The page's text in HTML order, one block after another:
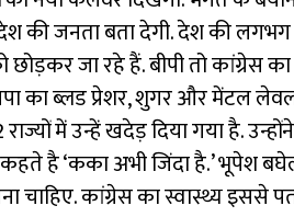
की जनता बता देगी. देश की लगभग
जा रहे हैं. बीपी तो कांग्रेस
का ब्लड प्रेशर, शुगर और मेंटल
में उन्हें खदेड़ दिया गया है.
है ‘कका अभी जिंदा है.’ भूपेश
चाहिए. कांग्रेस का स्वास्थ्य इससे